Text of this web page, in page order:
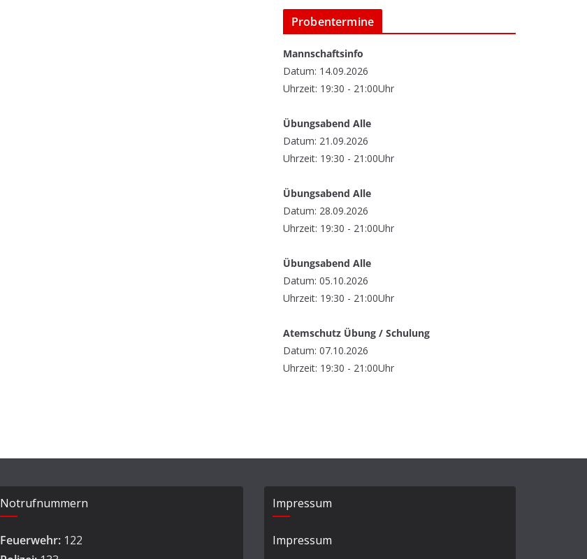
Probentermine
Mannschaftsinfo
Datum: 14.09.2026
Uhrzeit: 19:30 - 21:00Uhr
Übungsabend Alle
Datum: 21.09.2026
Uhrzeit: 19:30 - 21:00Uhr
Übungsabend Alle
Datum: 28.09.2026
Uhrzeit: 19:30 - 21:00Uhr
Übungsabend Alle
Datum: 05.10.2026
Uhrzeit: 19:30 - 21:00Uhr
Atemschutz Übung / Schulung
Datum: 07.10.2026
Uhrzeit: 19:30 - 21:00Uhr
Notrufnummern
Feuerwehr: 122
Impressum
Impressum